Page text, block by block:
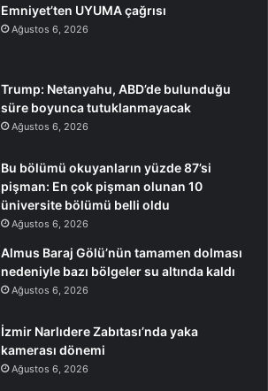
Emniyet’ten UYUMA çağrısı
Ağustos 6, 2026
Trump: Netanyahu, ABD’de bulunduğu
süre boyunca tutuklanmayacak
Ağustos 6, 2026
Bu bölümü okuyanların yüzde 87’si
pişman: En çok pişman olunan 10
üniversite bölümü belli oldu
Ağustos 6, 2026
Almus Baraj Gölü’nün tamamen dolması
nedeniyle bazı bölgeler su altında kaldı
Ağustos 6, 2026
İzmir Narlıdere Zabıtası’nda yaka
kamerası dönemi
Ağustos 6, 2026